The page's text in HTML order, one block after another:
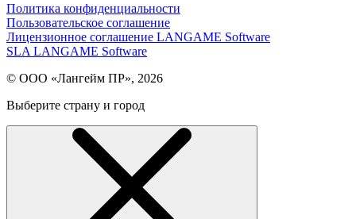
Политика конфиденциальности
Пользовательское соглашение
Лицензионное соглашение LANGAME Software
SLA LANGAME Software
© ООО «Лангейм ПР», 2026
Выберите страну и город